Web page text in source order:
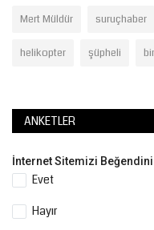
Mert Müldür suruçhaber
helikopter şüpheli
ANKETLER
İnternet Sitemizi
Evet
Hayır